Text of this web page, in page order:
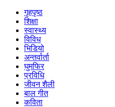
गृहपृष्ठ
शिक्षा
स्वास्थ्य
विविध
भिडियो
अन्तर्वार्ता
घुमफिर
प्रविधि
जीवन शैली
बाल गीत
कविता